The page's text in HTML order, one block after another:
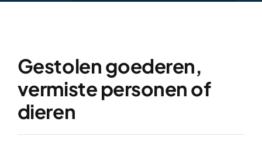
Gestolen goederen,
vermiste personen of
dieren